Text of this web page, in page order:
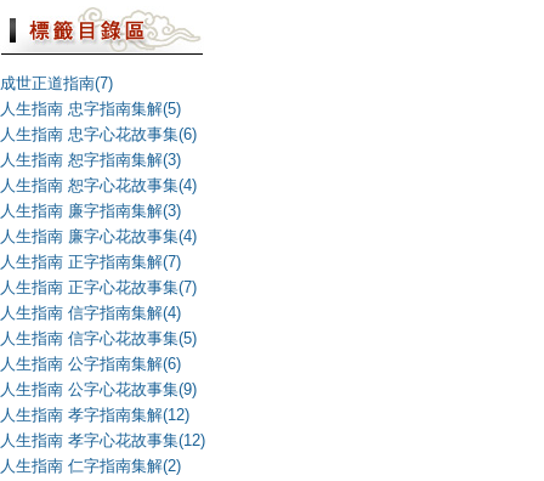
成世正道指南(7)
人生指南 忠字指南集解(5)
人生指南 忠字心花故事集(6)
人生指南 恕字指南集解(3)
人生指南 恕字心花故事集(4)
人生指南 廉字指南集解(3)
人生指南 廉字心花故事集(4)
人生指南 正字指南集解(7)
人生指南 正字心花故事集(7)
人生指南 信字指南集解(4)
人生指南 信字心花故事集(5)
人生指南 公字指南集解(6)
人生指南 公字心花故事集(9)
人生指南 孝字指南集解(12)
人生指南 孝字心花故事集(12)
人生指南 仁字指南集解(2)